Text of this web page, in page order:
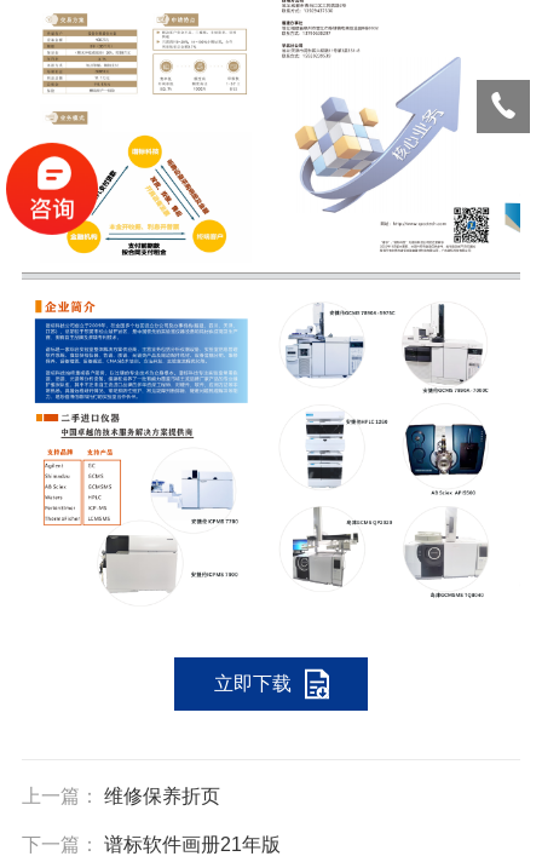
立即下载
上一篇： 维修保养折页
下一篇： 谱标软件画册21年版